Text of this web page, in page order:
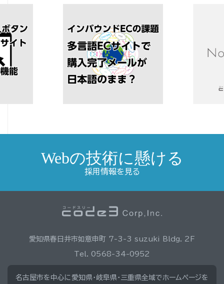
Webの技術に懸ける
採用情報を見る
愛知県春日井市如意申町 7-3-3 suzuki Bldg. 2F
Tel. 0568-34-0952
名古屋市を中心に愛知県・岐阜県・三重県全域でホームページを